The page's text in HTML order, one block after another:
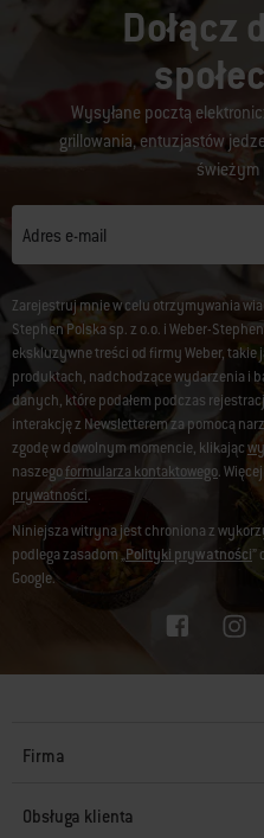
Dołącz
Wysyłane pocztą
grillowania, entuzjastów
świeżym
Adres e-mail
Zarejestruj mnie w celu otrzymywania
Stephen Polska sp. z o.o. i Weber-
ekskluzywne treści od firmy Weber,
produktach, nadchodzące wydarzenia i
danych, które podałem podczas
interakcję z Newsletterem za pomocą
zgodę w dowolnym momencie, klikając
naszegoformularza kontaktowego.
prywatności.
Niniejsza witryna jest chroniona z
podlega zasadom „Polityki prywatności”
Google.
Firma
Obsługa klienta